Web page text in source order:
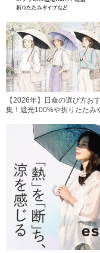
【2026年】日傘の選び方お
集！遮光100%や折りたたみ